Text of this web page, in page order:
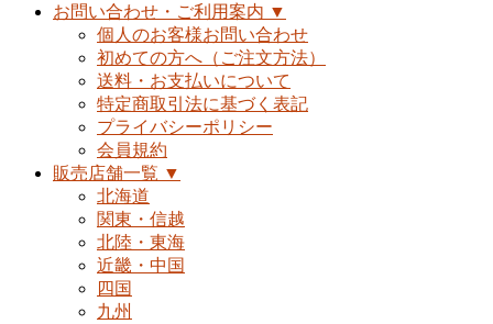
お問い合わせ・ご利用案内 ▼
個人のお客様お問い合わせ
初めての方へ（ご注文方法）
送料・お支払いについて
特定商取引法に基づく表記
プライバシーポリシー
会員規約
販売店舗一覧 ▼
北海道
関東・信越
北陸・東海
近畿・中国
四国
九州